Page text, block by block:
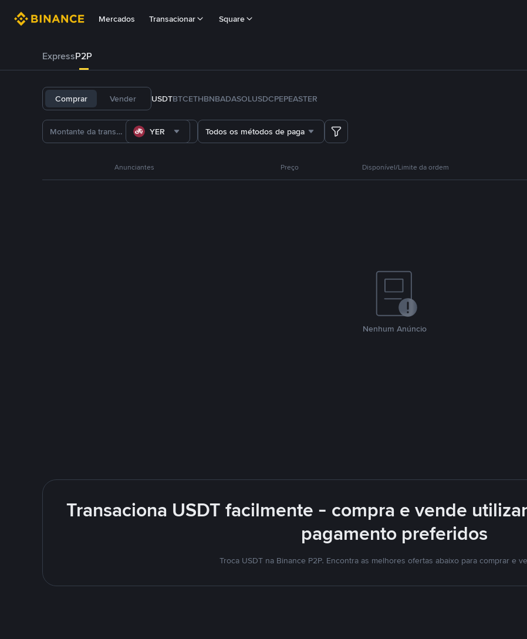
Mercados Transacionar Square
ExpressP2P
Comprar Vender USDTBTCETHBNBADASOLUSDCPEPEASTER
YER Todos os métodos de pagamento
Anunciantes Preço Disponível/Limite da ordem
Nenhum Anúncio
Transaciona USDT facilmente - compra e vende
pagamento preferidos
Troca USDT na Binance P2P. Encontra as melhores ofertas abaixo para comprar e